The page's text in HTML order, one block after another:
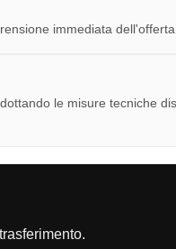
immediata dell'offerta
le misure tecniche